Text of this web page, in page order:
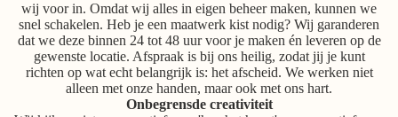
wij voor in. Omdat wij alles in eigen beheer maken, kunnen we
snel schakelen. Heb je een maatwerk kist nodig? Wij garanderen
dat we deze binnen 24 tot 48 uur voor je maken én leveren op de
gewenste locatie. Afspraak is bij ons heilig, zodat jij je kunt
richten op wat echt belangrijk is: het afscheid. We werken niet
alleen met onze handen, maar ook met ons hart.
Onbegrensde creativiteit